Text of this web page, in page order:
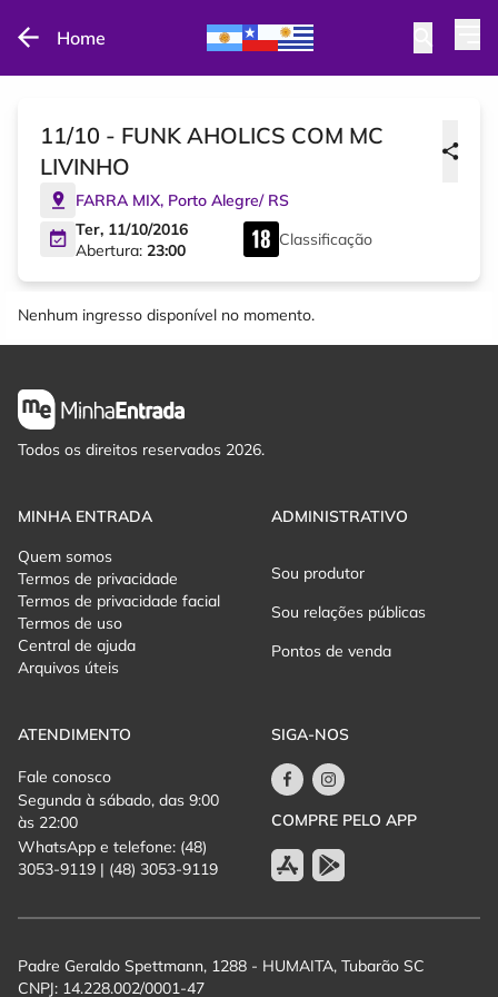
Home
11/10 - FUNK AHOLICS COM MC
LIVINHO
FARRA MIX, Porto Alegre/ RS
Ter, 11/10/2016
Abertura: 23:00
Classificação
Nenhum ingresso disponível no momento.
Todos os direitos reservados 2026.
MINHA ENTRADA
Quem somos
Termos de privacidade
Termos de privacidade facial
Termos de uso
Central de ajuda
Arquivos úteis
ADMINISTRATIVO
Sou produtor
Sou relações públicas
Pontos de venda
ATENDIMENTO
Fale conosco
Segunda à sábado, das 9:00
às 22:00
WhatsApp e telefone: (48)
3053-9119 | (48) 3053-9119
SIGA-NOS
COMPRE PELO APP
Padre Geraldo Spettmann, 1288 - HUMAITA, Tubarão SC
CNPJ: 14.228.002/0001-47